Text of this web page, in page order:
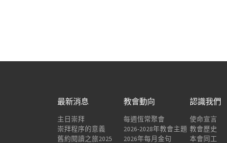
最新消息
主日崇拜
崇拜程序的意義
舊約閱讀之旅2025
教會動向
每週恆常聚會
2026-2028年教會主題
2026年每月金句
認識我們
使命宣言
教會歷史
本會同工